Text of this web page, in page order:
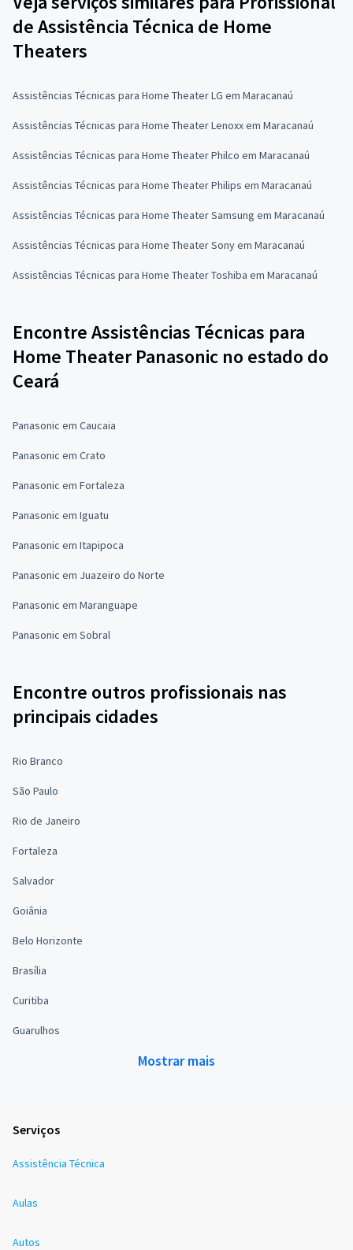
de Assistência Técnica de Home
Theaters
Assistências Técnicas para Home Theater LG em Maracanaú
Assistências Técnicas para Home Theater Lenoxx em Maracanaú
Assistências Técnicas para Home Theater Philco em Maracanaú
Assistências Técnicas para Home Theater Philips em Maracanaú
Assistências Técnicas para Home Theater Samsung em Maracanaú
Assistências Técnicas para Home Theater Sony em Maracanaú
Assistências Técnicas para Home Theater Toshiba em Maracanaú
Encontre Assistências Técnicas para
Home Theater Panasonic no estado do
Ceará
Panasonic em Caucaia
Panasonic em Crato
Panasonic em Fortaleza
Panasonic em Iguatu
Panasonic em Itapipoca
Panasonic em Juazeiro do Norte
Panasonic em Maranguape
Panasonic em Sobral
Encontre outros profissionais nas
principais cidades
Rio Branco
São Paulo
Rio de Janeiro
Fortaleza
Salvador
Goiânia
Belo Horizonte
Brasília
Curitiba
Guarulhos
Mostrar mais
Serviços
Assistência Técnica
Aulas
Autos